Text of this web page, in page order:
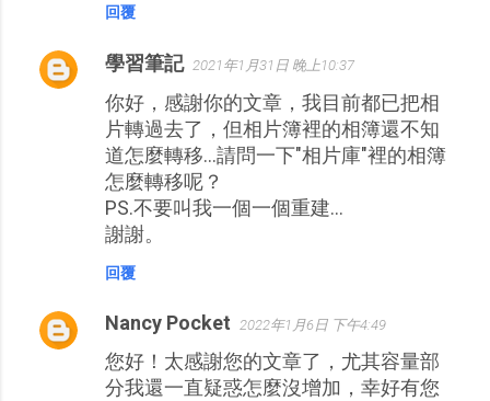
回覆
學習筆記 2021年1月31日 晚上10:37
你好，感謝你的文章，我目前都已把相
片轉過去了，但相片簿裡的相簿還不知
道怎麼轉移…請問一下"相片庫"裡的相簿
怎麼轉移呢？
PS.不要叫我一個一個重建...
謝謝。
回覆
Nancy Pocket 2022年1月6日 下午4:49
您好！太感謝您的文章了，尤其容量部
分我還一直疑惑怎麼沒增加，幸好有您